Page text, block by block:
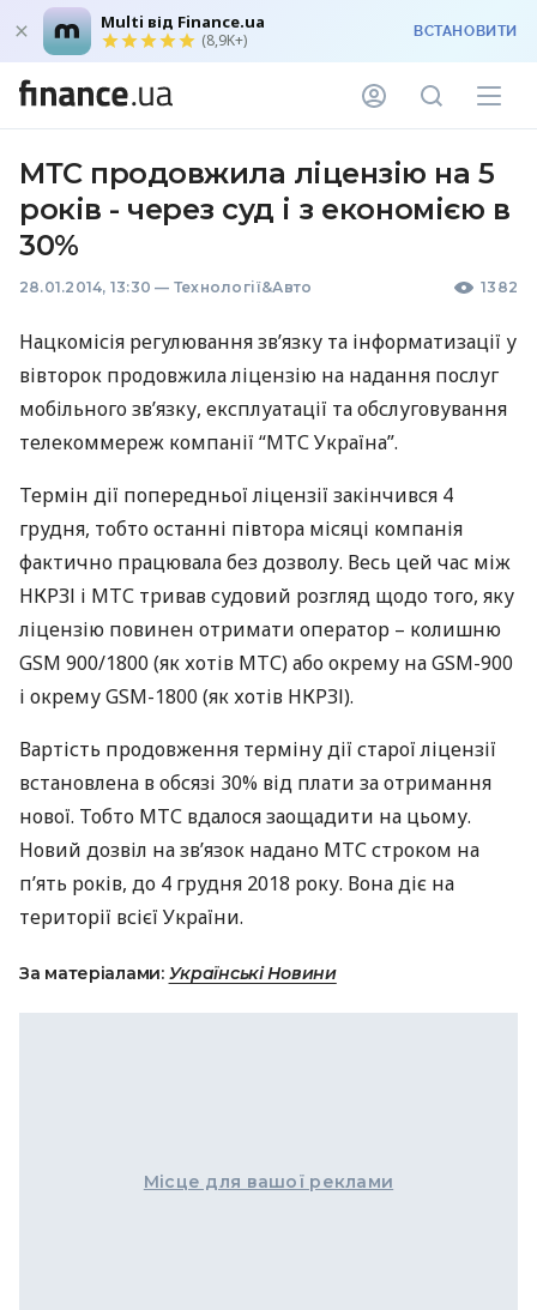
Multi від Finance.ua
(8,9K+) ВСТАНОВИТИ
МТС продовжила ліцензію на 5
років - через суд і з економією в
30%
28.01.2014, 13:30 — Технології&Авто 1382
Нацкомісія регулювання зв’язку та інформатизації у
вівторок продовжила ліцензію на надання послуг
мобільного зв’язку, експлуатації та обслуговування
телекоммереж компанії “МТСУкраїна”.
Термін дії попередньої ліцензії закінчився 4
грудня, тобто останні півтора місяці компанія
фактично працювала без дозволу. Весь цей час між
НКРЗІ і МТС тривав судовий розгляд щодо того, яку
ліцензію повинен отримати оператор – колишню
GSM 900/1800 (як хотів МТС) або окрему наGSM-900
і окремуGSM-1800 (як хотів НКРЗІ).
Вартість продовження терміну дії старої ліцензії
встановлена ​​в обсязі 30% від плати за отримання
нової. Тобто МТС вдалося заощадити на цьому.
Новий дозвіл на зв’язок надано МТСстроком на
п’ять років, до 4 грудня 2018 року. Вона діє на
території всієї України.
За матеріалами: Українські Новини
Місце для вашої реклами